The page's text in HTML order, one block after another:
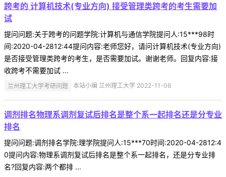
跨考的 计算机技术(专业方向) 接受管理类跨考的考生需要加
试
提问问题:关于跨考的问题学院:计算机与通信学院提问人:15***98时
间:2020-04-2812:44提问内容:老师您好，请问计算机技术(专业方向)
是否接受管理类跨考的考生，是否需要加试。谢谢老师。回复内容:接
收跨考不需要加试 ...
兰州理工大学考研问题 本站小编 兰州理工大学 2022-11-06
调剂排名物理系调剂复试后排名是整个系一起排名还是分专业
排名
提问问题:调剂排名学院:理学院提问人:15***70时间:2020-04-2812:4
0提问内容:物理系调剂复试后排名是整个系一起排名，还是分专业排
名?回复内容:两个都排 ...